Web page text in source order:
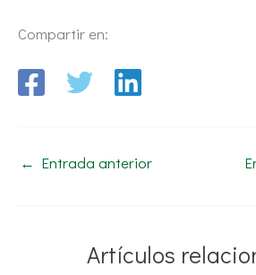
Compartir en:
← Entrada anterior
Artículos